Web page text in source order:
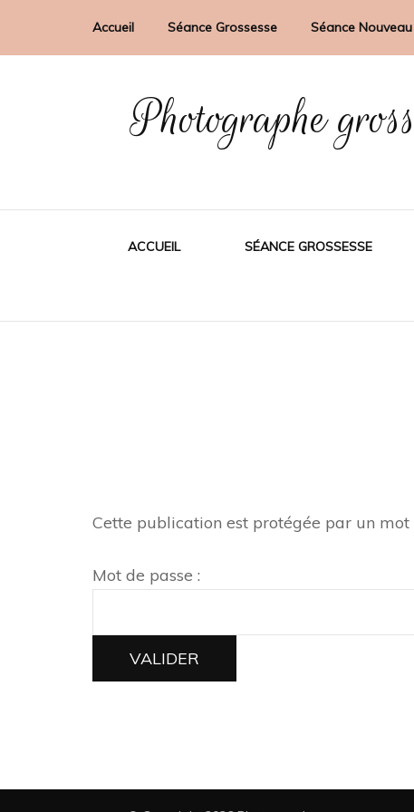
Accueil Séance Grossesse Séance
Photographe
ACCUEIL SÉANCE GROSSESSE
Cette publication est protégée par un
Mot de passe :